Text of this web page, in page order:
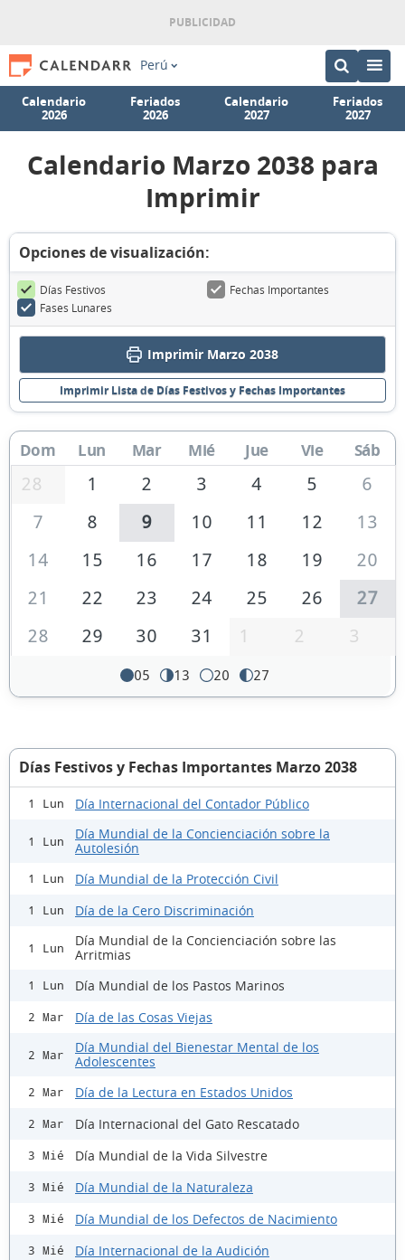
Perú
Calendario
2026
Feriados
2026
Calendario
2027
Feriados
2027
Calendario Marzo 2038 para
Imprimir
Opciones de visualización:
Días Festivos
Fechas Importantes
Fases Lunares
Imprimir Marzo 2038
Imprimir Lista de Días Festivos y Fechas Importantes
Dom Lun Mar Mié Jue Vie Sáb
28 1 2 3 4 5
6
7
8 9 10 11 12
13
14
15 16 17 18 19
20
21
22 23 24 25 26
27
28
29 30 31 1 2 3
05 13 20 27
Días Festivos y Fechas Importantes Marzo 2038
1 Lun Día Internacional del Contador Público
1 Lun
Día Mundial de la Concienciación sobre la
Autolesión
1 Lun Día Mundial de la Protección Civil
1 Lun Día de la Cero Discriminación
1 Lun
Día Mundial de la Concienciación sobre las
Arritmias
1 Lun Día Mundial de los Pastos Marinos
2 Mar Día de las Cosas Viejas
2 Mar
Día Mundial del Bienestar Mental de los
Adolescentes
2 Mar Día de la Lectura en Estados Unidos
2 Mar Día Internacional del Gato Rescatado
3 Mié Día Mundial de la Vida Silvestre
3 Mié Día Mundial de la Naturaleza
3 Mié Día Mundial de los Defectos de Nacimiento
3 Mié Día Internacional de la Audición